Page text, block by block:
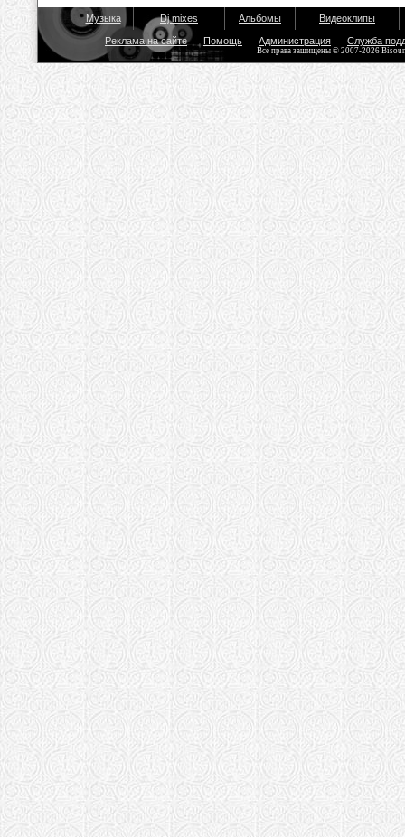
Музыка Dj mixes Альбомы Видеоклипы
Реклама на сайте Помощь Администрация Служба
Все права защищены © 2007-2026